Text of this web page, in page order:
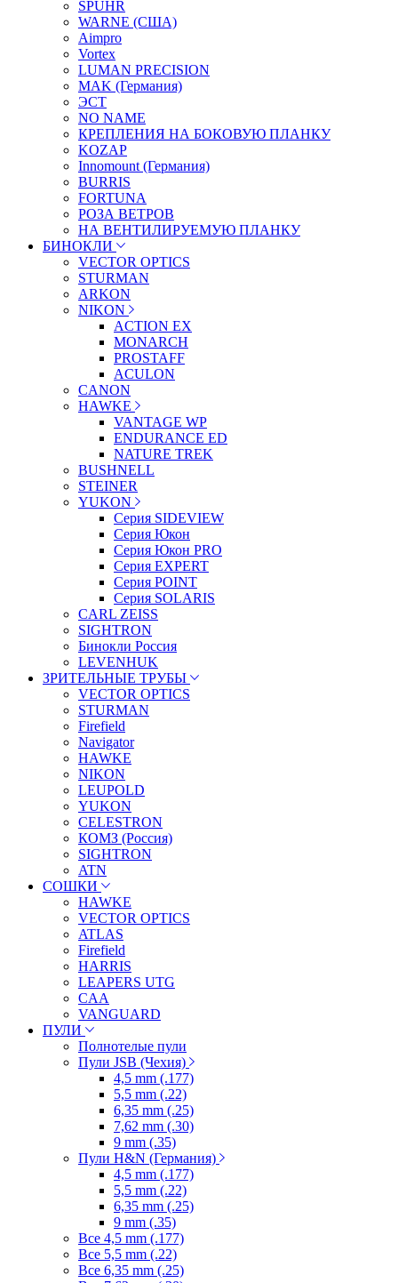
SPUHR
WARNE (США)
Aimpro
Vortex
LUMAN PRECISION
MAK (Германия)
ЭСТ
NO NAME
КРЕПЛЕНИЯ НА БОКОВУЮ ПЛАНКУ
KOZAP
Innomount (Германия)
BURRIS
FORTUNA
РОЗА ВЕТРОВ
НА ВЕНТИЛИРУЕМУЮ ПЛАНКУ
БИНОКЛИ
VECTOR OPTICS
STURMAN
ARKON
NIKON
ACTION EX
MONARCH
PROSTAFF
ACULON
CANON
HAWKE
VANTAGE WP
ENDURANCE ED
NATURE TREK
BUSHNELL
STEINER
YUKON
Серия SIDEVIEW
Серия Юкон
Серия Юкон PRO
Серия EXPERT
Серия POINT
Серия SOLARIS
CARL ZEISS
SIGHTRON
Бинокли Россия
LEVENHUK
ЗРИТЕЛЬНЫЕ ТРУБЫ
VECTOR OPTICS
STURMAN
Firefield
Navigator
HAWKE
NIKON
LEUPOLD
YUKON
CELESTRON
КОМЗ (Россия)
SIGHTRON
ATN
СОШКИ
HAWKE
VECTOR OPTICS
ATLAS
Firefield
HARRIS
LEAPERS UTG
CAA
VANGUARD
ПУЛИ
Полнотелые пули
Пули JSB (Чехия)
4,5 mm (.177)
5,5 mm (.22)
6,35 mm (.25)
7,62 mm (.30)
9 mm (.35)
Пули H&N (Германия)
4,5 mm (.177)
5,5 mm (.22)
6,35 mm (.25)
9 mm (.35)
Все 4,5 mm (.177)
Все 5,5 mm (.22)
Все 6,35 mm (.25)